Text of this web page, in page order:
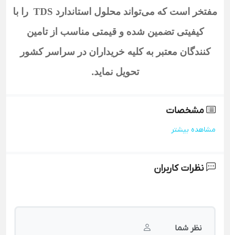
مفتخر است که می‌تواند محلول استاندارد TDS
را با
کیفیتی تضمین شده و قیمتی مناسب از تامین
کنندگان معتبر به کلیه خریداران در سراسر کشور
تحویل نماید.
مشخصات
مشاهده بیشتر
نظرات کاربران
نظر شما